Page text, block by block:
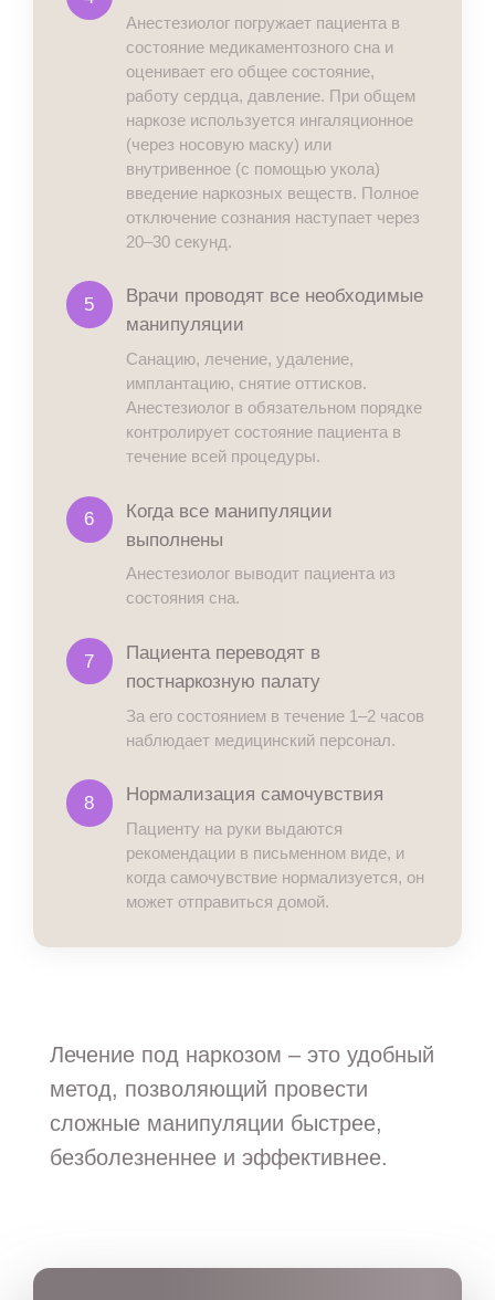
Анестезиолог погружает пациента в
состояние медикаментозного сна и
оценивает его общее состояние,
работу сердца, давление. При общем
наркозе используется ингаляционное
(через носовую маску) или
внутривенное (с помощью укола)
введение наркозных веществ. Полное
отключение сознания наступает через
20–30 секунд.
5
Врачи проводят все необходимые
манипуляции
Санацию, лечение, удаление,
имплантацию, снятие оттисков.
Анестезиолог в обязательном порядке
контролирует состояние пациента в
течение всей процедуры.
6
Когда все манипуляции
выполнены
Анестезиолог выводит пациента из
состояния сна.
7
Пациента переводят в
постнаркозную палату
За его состоянием в течение 1–2 часов
наблюдает медицинский персонал.
8 Нормализация самочувствия
Пациенту на руки выдаются
рекомендации в письменном виде, и
когда самочувствие нормализуется, он
может отправиться домой.
Лечение под наркозом – это удобный
метод, позволяющий провести
сложные манипуляции быстрее,
безболезненнее и эффективнее.